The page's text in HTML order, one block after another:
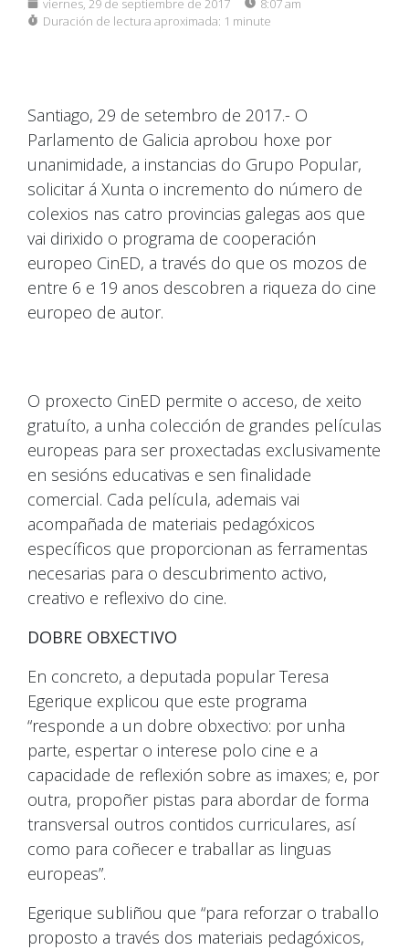
viernes, 29 de septiembre de 2017
8:07 am
Duración de lectura aproximada: 1 minute
Santiago, 29 de setembro de 2017.- O
Parlamento de Galicia aprobou hoxe por
unanimidade, a instancias do Grupo Popular,
solicitar á Xunta o incremento do número de
colexios nas catro provincias galegas aos que
vai dirixido o programa de cooperación
europeo CinED, a través do que os mozos de
entre 6 e 19 anos descobren a riqueza do cine
europeo de autor.
O proxecto CinED permite o acceso, de xeito
gratuíto, a unha colección de grandes películas
europeas para ser proxectadas exclusivamente
en sesións educativas e sen finalidade
comercial. Cada película, ademais vai
acompañada de materiais pedagóxicos
específicos que proporcionan as ferramentas
necesarias para o descubrimento activo,
creativo e reflexivo do cine.
DOBRE OBXECTIVO
En concreto, a deputada popular Teresa
Egerique explicou que este programa
“responde a un dobre obxectivo: por unha
parte, espertar o interese polo cine e a
capacidade de reflexión sobre as imaxes; e, por
outra, propoñer pistas para abordar de forma
transversal outros contidos curriculares, así
como para coñecer e traballar as linguas
europeas”.
Egerique subliñou que “para reforzar o traballo
proposto a través dos materiais pedagóxicos,